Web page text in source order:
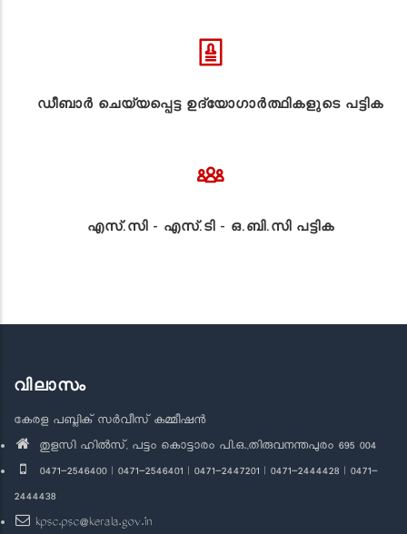
ഡീബാർ ചെയ്യപ്പെട്ട ഉദ്യോഗാർത്ഥികളുടെ പട്ടിക
എസ്.സി - എസ്.ടി - ഒ.ബി.സി പട്ടിക
വിലാസം
കേരള പബ്ലിക് സർവീസ് കമ്മീഷൻ
തുളസി ഹിൽസ്, പട്ടം കൊട്ടാരം പി.ഒ.,തിരുവനന്തപുരം 695 004
0471-2546400 | 0471-2546401 | 0471-2447201 | 0471-2444428 | 0471-
2444438
kpsc.psc@kerala.gov.in